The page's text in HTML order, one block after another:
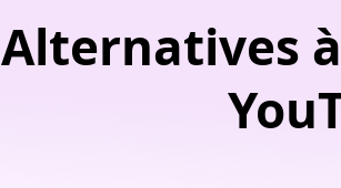
Alternatives